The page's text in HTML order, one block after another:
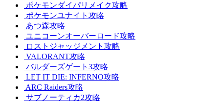
ポケモンダイパリメイク攻略
ポケモンユナイト攻略
あつ森攻略
ユニコーンオーバーロード攻略
ロストジャッジメント攻略
VALORANT攻略
バルダーズゲート3攻略
LET IT DIE: INFERNO攻略
ARC Raiders攻略
サブノーティカ2攻略